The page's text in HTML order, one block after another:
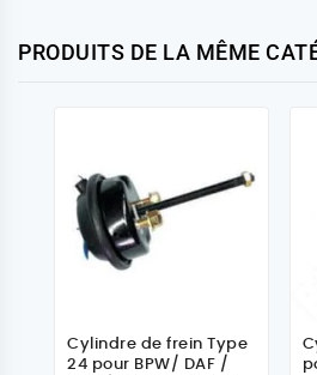
PRODUITS DE LA MÊME
Cylindre de frein Type
24 pour BPW/ DAF /